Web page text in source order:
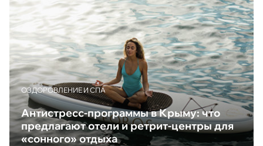
ОЗДОРОВЛЕНИЕ И СПА
Антистресс-программы в Крыму: что
предлагают отели и ретрит-центры для
«сонного» отдыха